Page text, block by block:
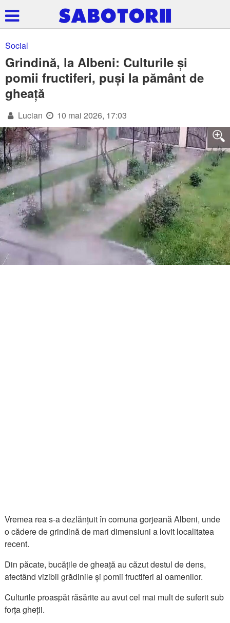
Social
Grindină, la Albeni: Culturile și
pomii fructiferi, puși la pământ de
gheață
Lucian 10 mai 2026, 17:03
Vremea rea s-a dezlănțuit în comuna gorjeană Albeni, unde
o cădere de grindină de mari dimensiuni a lovit localitatea
recent.
Din păcate, bucățile de gheață au căzut destul de dens,
afectând vizibil grădinile și pomii fructiferi ai oamenilor.
Culturile proaspăt răsărite au avut cel mai mult de suferit sub
forța gheții.